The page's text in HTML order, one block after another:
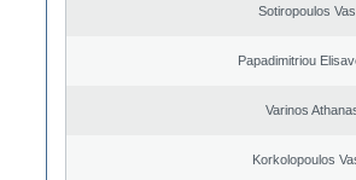
Sotiropoulos
Papadimitriou
Varinos
Korkolopoulos